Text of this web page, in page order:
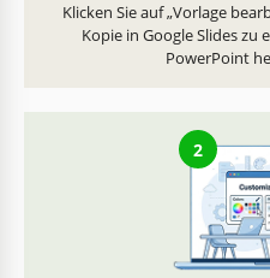
Klicken Sie auf „Vorlage
Kopie in Google Slides
PowerPoint
2